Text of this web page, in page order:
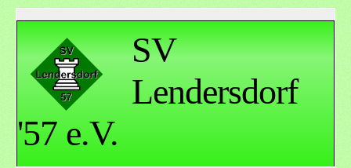
SV
Lendersdorf
'57 e.V.